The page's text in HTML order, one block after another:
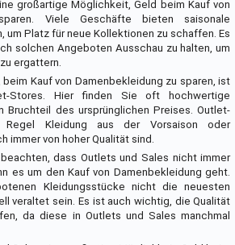
großartige Möglichkeit, Geld beim Kauf von
Viele Geschäfte bieten saisonale
um Platz für neue Kollektionen zu schaffen. Es
solchen Angeboten Ausschau zu halten, um
ergattern.
Kauf von Damenbekleidung zu sparen, ist
Stores. Hier finden Sie oft hochwertige
Bruchteil des ursprünglichen Preises. Outlet-
Kleidung aus der Vorsaison oder
immer von hoher Qualität sind.
dass Outlets und Sales nicht immer
es um den Kauf von Damenbekleidung geht.
Kleidungsstücke nicht die neuesten
veraltet sein. Es ist auch wichtig, die Qualität
da diese in Outlets und Sales manchmal